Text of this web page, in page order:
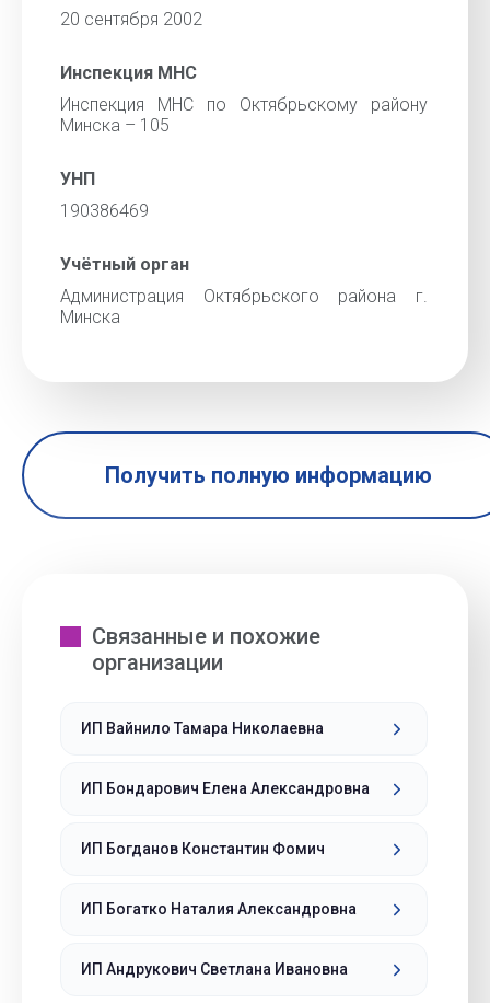
20 сентября 2002
Инспекция МНС
Инспекция МНС по Октябрьскому району
Минска – 105
УНП
190386469
Учётный орган
Администрация Октябрьского района г.
Минска
Получить полную информацию
Связанные и похожие
организации
ИП Вайнило Тамара Николаевна
ИП Бондарович Елена Александровна
ИП Богданов Константин Фомич
ИП Богатко Наталия Александровна
ИП Андрукович Светлана Ивановна